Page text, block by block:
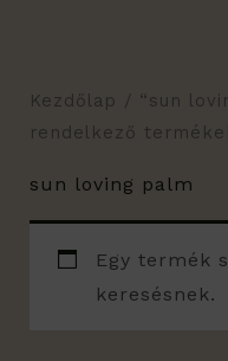
Kezdőlap / “sun
rendelkező
sun loving palm
Egy termék
keresésnek.